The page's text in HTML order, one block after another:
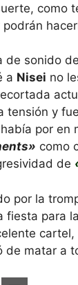
como
podrán
de sonido
a Nisei no
tensión y
por en
como
de
por la
fiesta para
de matar a